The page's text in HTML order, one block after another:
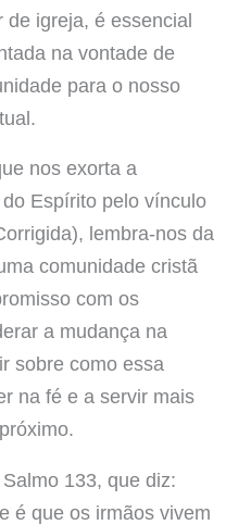
igreja, é essencial
na vontade de
para o nosso
nos exorta a
Espírito pelo vínculo
lembra-nos da
comunidade cristã
com os
a mudança na
sobre como essa
na fé e a servir mais
133, que diz:
é que os irmãos vivem